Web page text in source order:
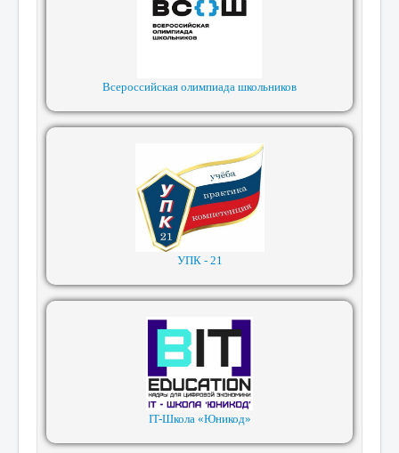
Всероссийская олимпиада школьников
УПК - 21
IT-Школа «Юникод»